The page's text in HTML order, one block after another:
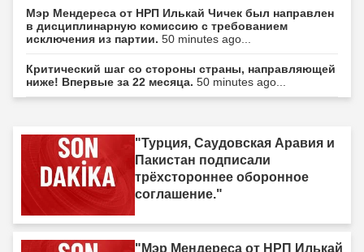
Мэр Мендереса от НРП Илькай Чичек был направлен
в дисциплинарную комиссию с требованием
исключения из партии. 50 minutes ago...
Критический шаг со стороны страны, направляющей
ниже! Впервые за 22 месяца. 50 minutes ago...
"Турция, Саудовская Аравия и
Пакистан подписали
трёхстороннее оборонное
соглашение."
"Мэр Мендереса от НРП Илькай